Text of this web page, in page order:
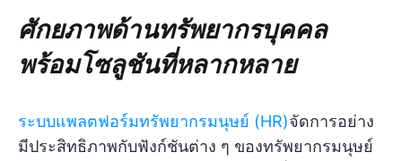
ศักยภาพด้านทรัพยากรบุคคล
พร้อมโซลูชันที่หลากหลาย
ระบบแพลตฟอร์มทรัพยากรมนุษย์ (HR)จัดการอย่าง
มีประสิทธิภาพกับฟังก์ชันต่าง ๆ ของทรัพยากรมนุษย์